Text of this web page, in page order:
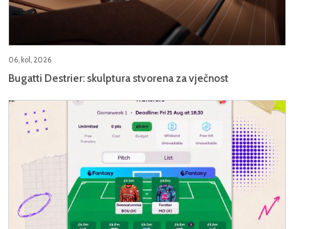
06, kol, 2026
Bugatti Destrier: skulptura stvorena za vječnost